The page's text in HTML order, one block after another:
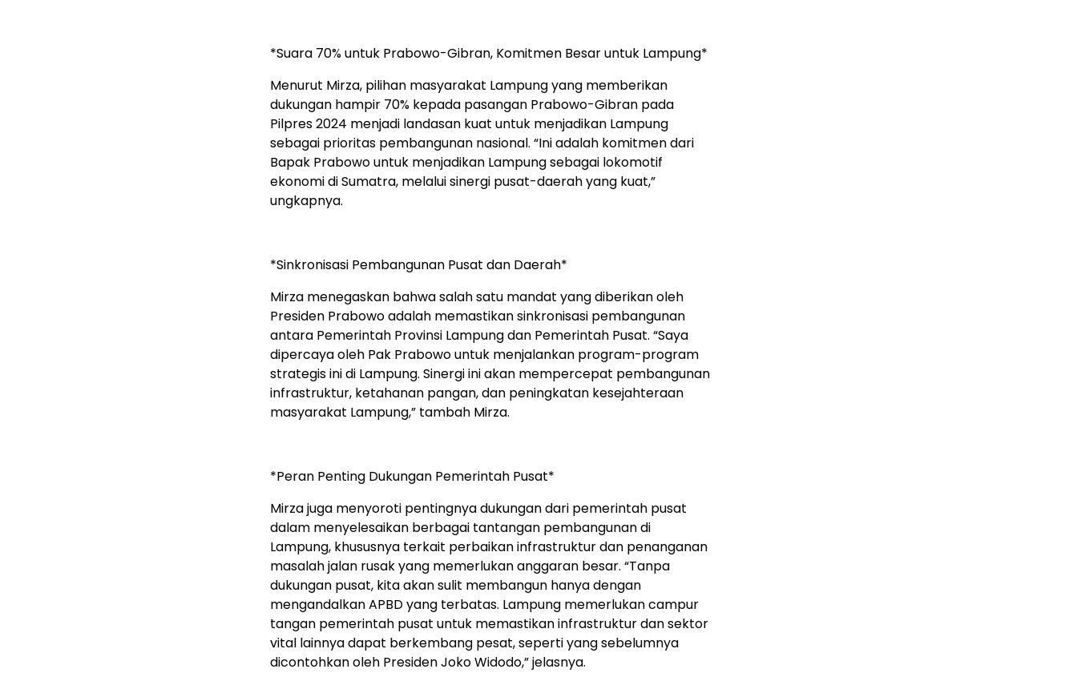
*Suara 70% untuk Prabowo-Gibran, Komitmen Besar untuk Lampung*
Menurut Mirza, pilihan masyarakat Lampung yang memberikan
dukungan hampir 70% kepada pasangan Prabowo-Gibran pada
Pilpres 2024 menjadi landasan kuat untuk menjadikan Lampung
sebagai prioritas pembangunan nasional. “Ini adalah komitmen dari
Bapak Prabowo untuk menjadikan Lampung sebagai lokomotif
ekonomi di Sumatra, melalui sinergi pusat-daerah yang kuat,”
ungkapnya.
*Sinkronisasi Pembangunan Pusat dan Daerah*
Mirza menegaskan bahwa salah satu mandat yang diberikan oleh
Presiden Prabowo adalah memastikan sinkronisasi pembangunan
antara Pemerintah Provinsi Lampung dan Pemerintah Pusat. “Saya
dipercaya oleh Pak Prabowo untuk menjalankan program-program
strategis ini di Lampung. Sinergi ini akan mempercepat pembangunan
infrastruktur, ketahanan pangan, dan peningkatan kesejahteraan
masyarakat Lampung,” tambah Mirza.
*Peran Penting Dukungan Pemerintah Pusat*
Mirza juga menyoroti pentingnya dukungan dari pemerintah pusat
dalam menyelesaikan berbagai tantangan pembangunan di
Lampung, khususnya terkait perbaikan infrastruktur dan penanganan
masalah jalan rusak yang memerlukan anggaran besar. “Tanpa
dukungan pusat, kita akan sulit membangun hanya dengan
mengandalkan APBD yang terbatas. Lampung memerlukan campur
tangan pemerintah pusat untuk memastikan infrastruktur dan sektor
vital lainnya dapat berkembang pesat, seperti yang sebelumnya
dicontohkan oleh Presiden Joko Widodo,” jelasnya.